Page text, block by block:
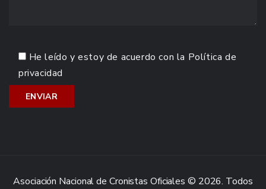
He leído y estoy de acuerdo con la Política de
privacidad
Asociación Nacional de Cronistas Oficiales © 2026. Todos